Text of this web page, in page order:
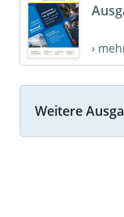
›
Weitere